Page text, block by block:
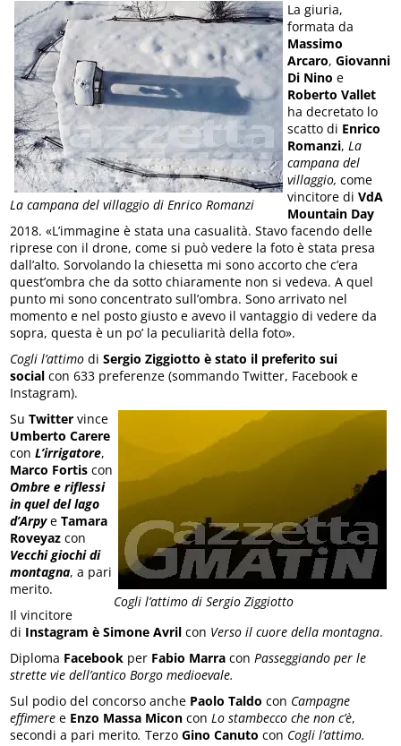
La campana del villaggio di Enrico Romanzi
La giuria,
formata da
Massimo
Arcaro,Giovanni
Di Nino e
Roberto Vallet
ha decretato lo
scatto di Enrico
Romanzi,La
campana del
villaggio, come
vincitore diVdA
Mountain Day
2018. «L’immagine è stata una casualità. Stavo facendo delle
riprese con il drone, come si può vedere la foto è stata presa
dall’alto. Sorvolando la chiesetta mi sono accorto che c’era
quest’ombra che da sotto chiaramente non si vedeva. A quel
punto mi sono concentrato sull’ombra. Sono arrivato nel
momento e nel posto giusto e avevo il vantaggio di vedere da
sopra, questa è un po’ la peculiarità della foto».
Cogli l’attimo di Sergio Ziggiotto è stato il preferito sui
social con 633 preferenze (sommando Twitter, Facebook e
Instagram).
Cogli l’attimo di Sergio Ziggiotto
SuTwitter vince
Umberto Carere
conL’irrigatore,
Marco Fortis con
Ombre e riflessi
in quel del lago
d’Arpye Tamara
Roveyaz con
Vecchi giochi di
montagna, a pari
merito.
Il vincitore
di Instagram è Simone Avril con Verso il cuore della montagna.
Diploma Facebook per Fabio Marra conPasseggiando per le
strette vie dell’antico Borgo medioevale.
Sul podio del concorso anche Paolo Taldo con Campagne
effimeree Enzo Massa Micon con Lo stambecco che non c’è,
secondi a pari merito. TerzoGino Canuto con Cogli l’attimo.